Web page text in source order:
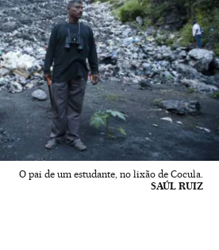
O pai de um estudante, no lixão de Cocula.
SAÚL RUIZ